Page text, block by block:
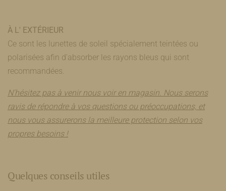
À L' EXTÉRIEUR
Ce sont les lunettes de soleil spécialement teintées ou
polarisées afin d'absorber les rayons bleus qui sont
recommandées.
N'hésitez pas à venir nous voir en magasin. Nous serons
ravis de répondre à vos questions ou préoccupations, et
nous vous assurerons la meilleure protection selon vos
propres besoins !
Quelques conseils utiles